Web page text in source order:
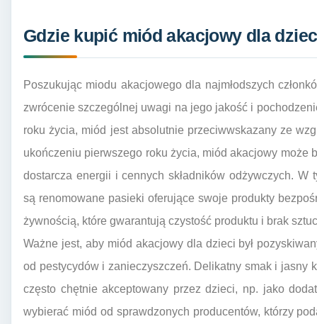
Gdzie kupić miód akacjowy dla
Poszukując miodu akacjowego dla najmłodszych
zwrócenie szczególnej uwagi na jego jakość i
roku życia, miód jest absolutnie przeciwwskazany ze
ukończeniu pierwszego roku życia, miód akacjowy może
dostarcza energii i cennych składników odżywczych.
są renomowane pasieki oferujące swoje produkty
żywnością, które gwarantują czystość produktu i brak
Ważne jest, aby miód akacjowy dla dzieci był
od pestycydów i zanieczyszczeń. Delikatny smak i jasny
często chętnie akceptowany przez dzieci, np. jako
wybierać miód od sprawdzonych producentów, którzy